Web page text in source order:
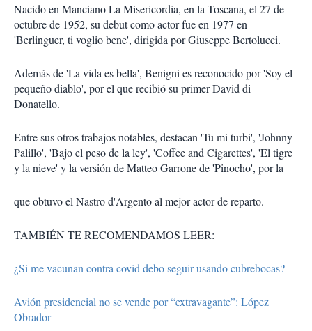
Nacido en Manciano La Misericordia, en la Toscana, el 27 de
octubre de 1952, su debut como actor fue en 1977 en
'Berlinguer, ti voglio bene', dirigida por Giuseppe Bertolucci.
Además de 'La vida es bella', Benigni es reconocido por 'Soy el
pequeño diablo', por el que recibió su primer David di
Donatello.
Entre sus otros trabajos notables, destacan 'Tu mi turbi', 'Johnny
Palillo', 'Bajo el peso de la ley', 'Coffee and Cigarettes', 'El tigre
y la nieve' y la versión de Matteo Garrone de 'Pinocho', por la
que obtuvo el Nastro d'Argento al mejor actor de reparto.
TAMBIÉN TE RECOMENDAMOS LEER:
¿Si me vacunan contra covid debo seguir usando cubrebocas?
Avión presidencial no se vende por “extravagante”: López
Obrador